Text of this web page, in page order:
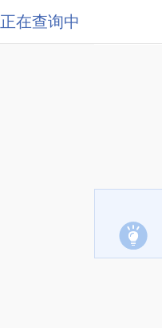
正在查询中